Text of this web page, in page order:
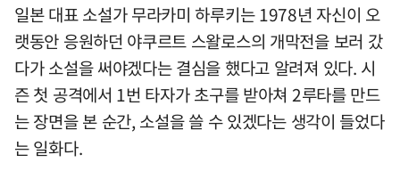
일본 대표 소설가 무라카미 하루키는 1978년 자신이 오
랫동안 응원하던 야쿠르트 스왈로스의 개막전을 보러 갔
다가 소설을 써야겠다는 결심을 했다고 알려져 있다. 시
즌 첫 공격에서 1번 타자가 초구를 받아쳐 2루타를 만드
는 장면을 본 순간, 소설을 쓸 수 있겠다는 생각이 들었다
는 일화다.